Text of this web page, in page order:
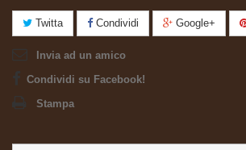
Twitta Condividi Google+
Invia ad un amico
Condividi su Facebook!
Stampa